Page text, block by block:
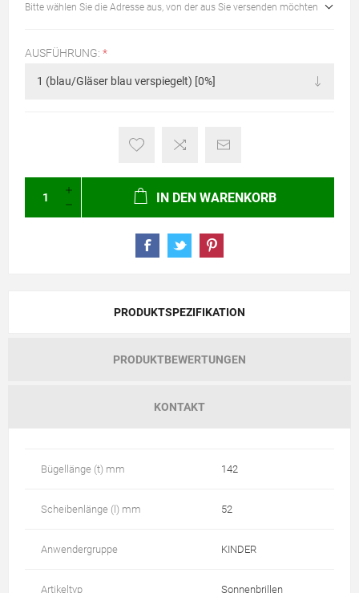
Bitte wählen Sie die Adresse aus, von der aus Sie versenden möchten
AUSFÜHRUNG: *
IN DEN WARENKORB
PRODUKTSPEZIFIKATION
PRODUKTBEWERTUNGEN
KONTAKT
Bügellänge (t) mm 142
Scheibenlänge (l) mm 52
Anwendergruppe KINDER
Artikeltyp Sonnenbrillen